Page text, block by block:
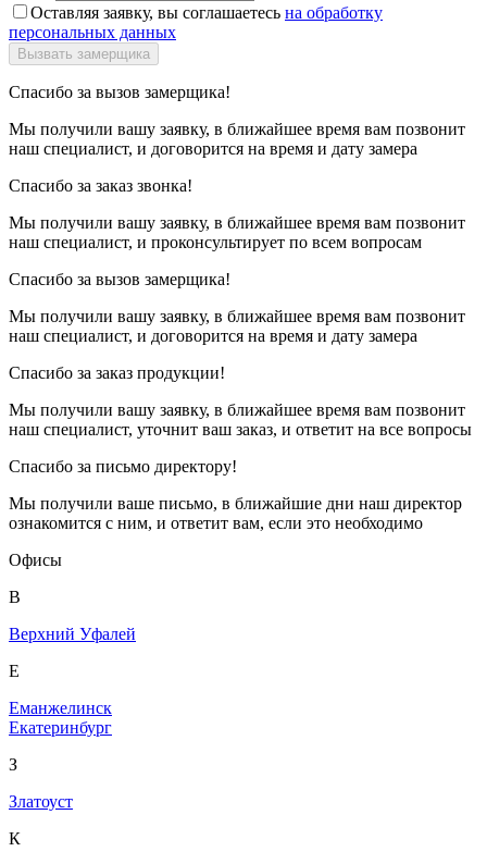
Оставляя заявку, вы соглашаетесь на обработку
персональных данных
Спасибо за вызов замерщика!
Мы получили вашу заявку, в ближайшее время вам позвонит
наш специалист, и договорится на время и дату замера
Спасибо за заказ звонка!
Мы получили вашу заявку, в ближайшее время вам позвонит
наш специалист, и проконсультирует по всем вопросам
Спасибо за вызов замерщика!
Мы получили вашу заявку, в ближайшее время вам позвонит
наш специалист, и договорится на время и дату замера
Спасибо за заказ продукции!
Мы получили вашу заявку, в ближайшее время вам позвонит
наш специалист, уточнит ваш заказ, и ответит на все вопросы
Спасибо за письмо директору!
Мы получили ваше письмо, в ближайшие дни наш директор
ознакомится с ним, и ответит вам, если это необходимо
Офисы
В
Верхний Уфалей
Е
Еманжелинск
Екатеринбург
З
Златоуст
К